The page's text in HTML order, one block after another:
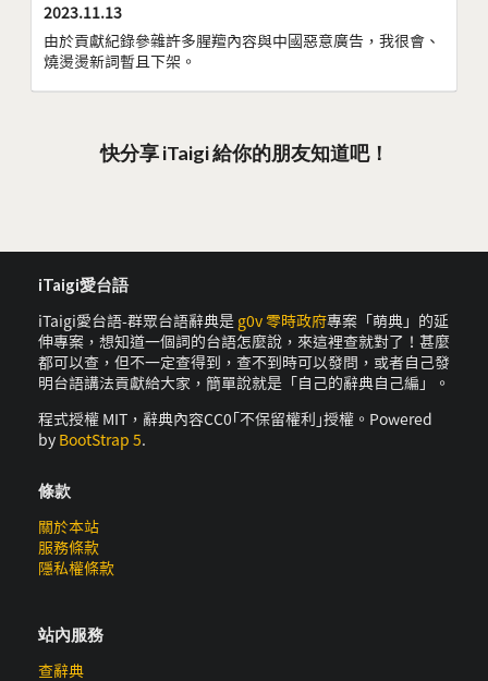
2023.11.13
由於貢獻紀錄參雜許多腥羶內容與中國惡意廣告，我很會、
燒燙燙新詞暫且下架。
快分享 iTaigi 給你的朋友知道吧！
iTaigi愛台語
iTaigi愛台語-群眾台語辭典是 g0v 零時政府專案「萌典」的延
伸專案，想知道一個詞的台語怎麼說，來這裡查就對了！甚麼
都可以查，但不一定查得到，查不到時可以發問，或者自己發
明台語講法貢獻給大家，簡單說就是「自己的辭典自己編」。
程式授權 MIT，辭典內容CC0｢不保留權利｣授權。Powered
by BootStrap 5.
條款
關於本站
服務條款
隱私權條款
站內服務
查辭典